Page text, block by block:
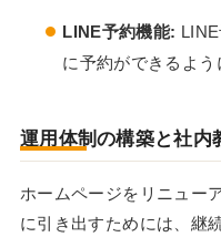
LINE予約機能:
に予約ができるよう
運用体制の構築と社内
ホームページをリニュー
に引き出すためには、継